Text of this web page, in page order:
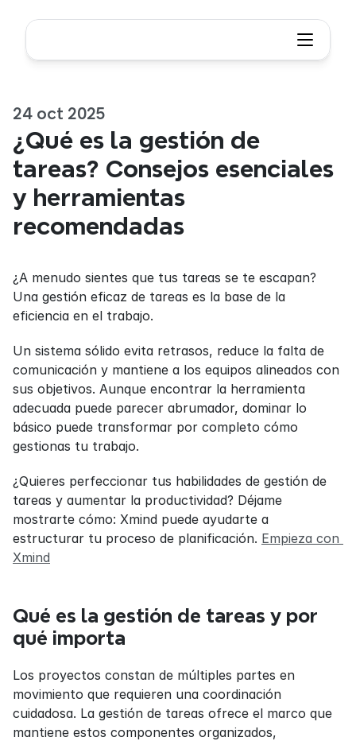
24 oct 2025
¿Qué es la gestión de
tareas? Consejos esenciales
y herramientas
recomendadas
¿A menudo sientes que tus tareas se te escapan?
Una gestión eficaz de tareas es la base de la
eficiencia en el trabajo.
Un sistema sólido evita retrasos, reduce la falta de
comunicación y mantiene a los equipos alineados con
sus objetivos. Aunque encontrar la herramienta
adecuada puede parecer abrumador, dominar lo
básico puede transformar por completo cómo
gestionas tu trabajo.
¿Quieres perfeccionar tus habilidades de gestión de
tareas y aumentar la productividad? Déjame
mostrarte cómo: Xmind puede ayudarte a
estructurar tu proceso de planificación. Empieza con
Xmind
Qué es la gestión de tareas y por
qué importa
Los proyectos constan de múltiples partes en
movimiento que requieren una coordinación
cuidadosa. La gestión de tareas ofrece el marco que
mantiene estos componentes organizados,